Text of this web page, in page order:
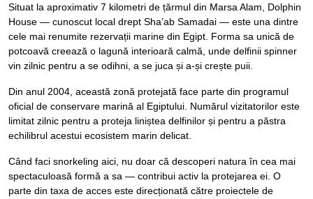
Situat la aproximativ 7 kilometri de țărmul din Marsa Alam , Dolphin
House — cunoscut local drept Sha’ab Samadai — este una dintre
cele mai renumite rezervații marine din Egipt. Forma sa unică de
potcoavă creează o lagună interioară calmă, unde delfinii spinner
vin zilnic pentru a se odihni, a se juca și a-și crește puii.
Din anul 2004, această zonă protejată face parte din programul
oficial de conservare marină al Egiptului. Numărul vizitatorilor este
limitat zilnic pentru a proteja liniștea delfinilor și pentru a păstra
echilibrul acestui ecosistem marin delicat.
Când faci snorkeling aici, nu doar că descoperi natura în cea mai
spectaculoasă formă a sa — contribui activ la protejarea ei. O
parte din taxa de acces este direcționată către proiectele de